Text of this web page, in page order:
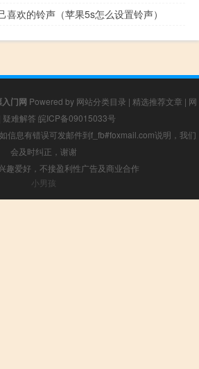
喜欢的铃声（苹果5s怎么设置铃声）
入门网 Powered by 网站分类目录 | 精选推荐文章 | 网
疑难解答 皖ICP备09015033号
信息有错误可发邮件到f_fb#foxmail.com说明，我们
会及时纠正，谢谢
趣爱好，不接盈利性广告及商业合作
小男孩